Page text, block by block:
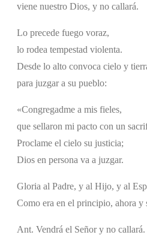
viene nuestro Dios, y no callará.
Lo precede fuego voraz,
lo rodea tempestad violenta.
Desde lo alto convoca cielo y
para juzgar a su pueblo:
«Congregadme a mis fieles,
que sellaron mi pacto con un
Proclame el cielo su justicia;
Dios en persona va a juzgar.
Gloria al Padre, y al Hijo, y al
Como era en el principio, ahora
Ant. Vendrá el Señor y no